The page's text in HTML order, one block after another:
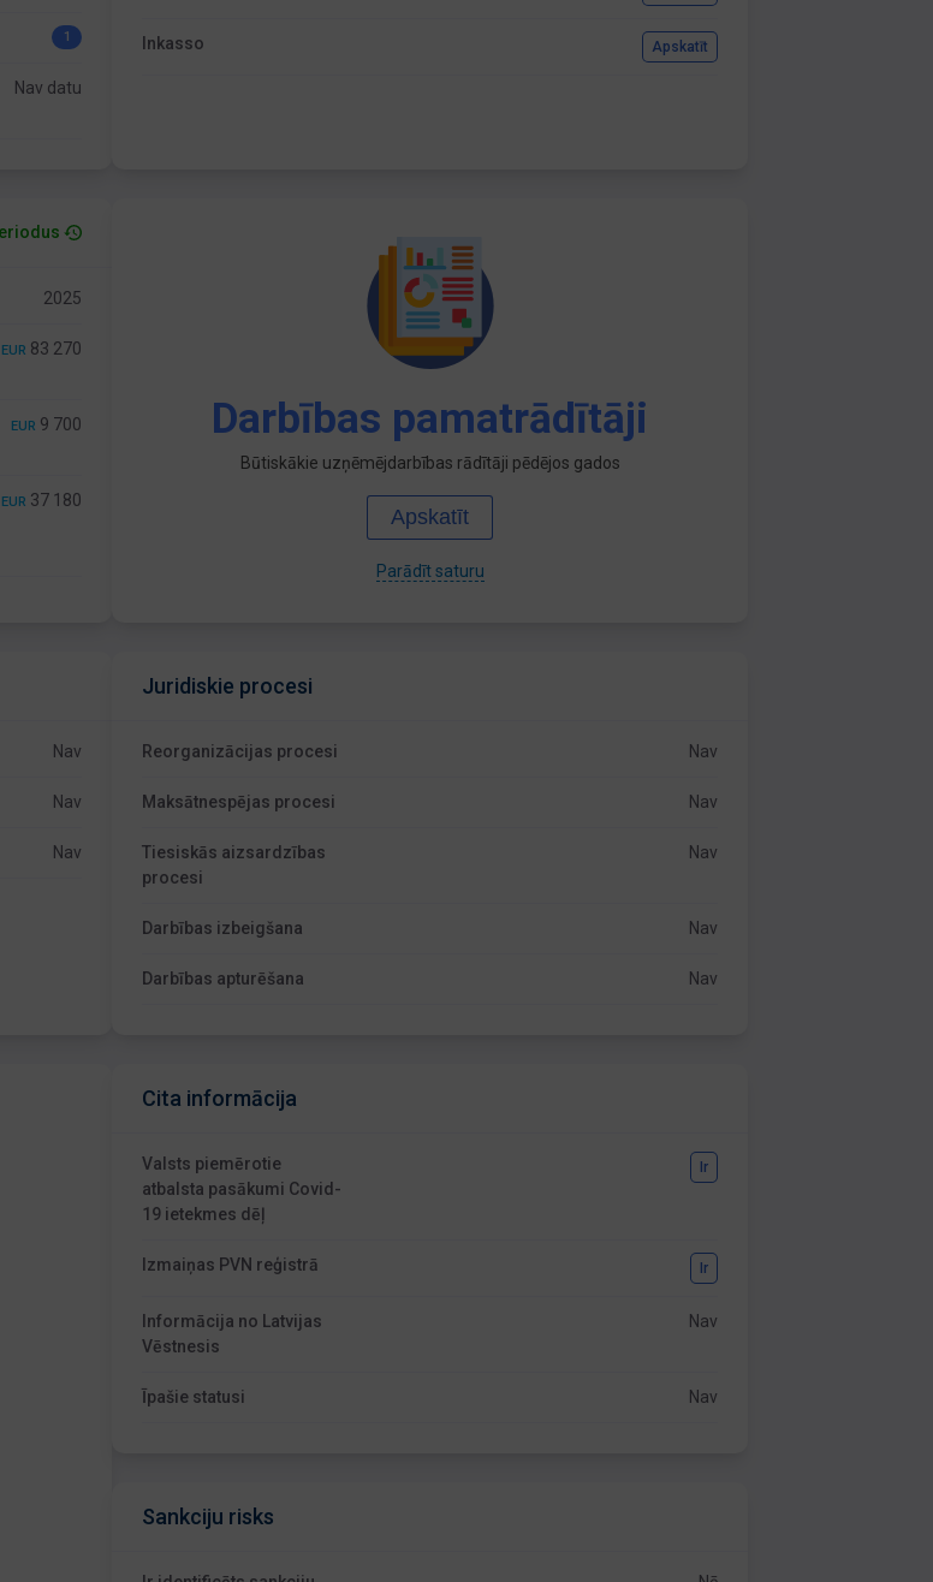
1
Nav datu
Inkasso Apskatīt
2025
EUR 83 270
EUR 9 700
EUR 37 180
Darbības pamatrādītāji
Būtiskākie uzņēmējdarbības rādītāji pēdējos gados
Apskatīt
Parādīt saturu
Nav
Nav
Nav
Juridiskie procesi
Reorganizācijas procesi Nav
Maksātnespējas procesi Nav
Tiesiskās aizsardzības
procesi
Nav
Darbības izbeigšana Nav
Darbības apturēšana Nav
Cita informācija
Valsts piemērotie
atbalsta pasākumi Covid-
19 ietekmes dēļ
Ir
Izmaiņas PVN reģistrā Ir
Informācija no Latvijas
Vēstnesis
Nav
Īpašie statusi Nav
Sankciju risks